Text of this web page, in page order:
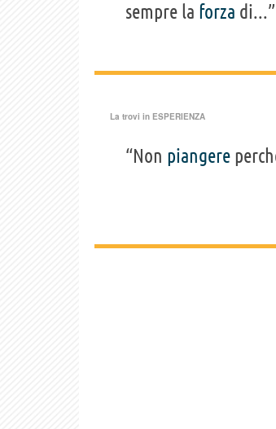
sempre la forza di...”
La trovi in ESPERIENZA
“Non piangere